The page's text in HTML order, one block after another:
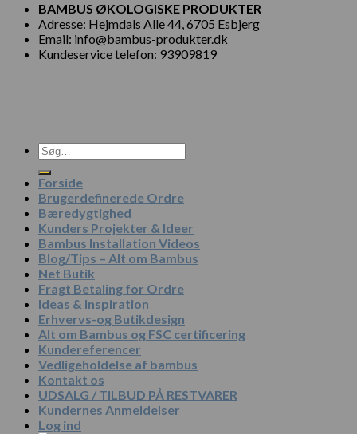
BAMBUS ØKOLOGISKE PRODUKTER
Adresse: Hejmdals Alle 44, 6705 Esbjerg
Email: info@bambus-produkter.dk
Kundeservice telefon: 93909819
Søg
efter:
Forside
Brugerdefinerede Ordre
Bæredygtighed
Kunders Projekter & Ideer
Bambus Installation Videos
Blog/Tips – Alt om Bambus
Net Butik
Fragt Betaling for Ordre
Ideas & Inspiration
Erhvervs-og Butikdesign
Alt om Bambus og FSC certificering
Kundereferencer
Vedligeholdelse af bambus
Kontakt os
UDSALG / TILBUD PÅ RESTVARER
Kundernes Anmeldelser
Log ind